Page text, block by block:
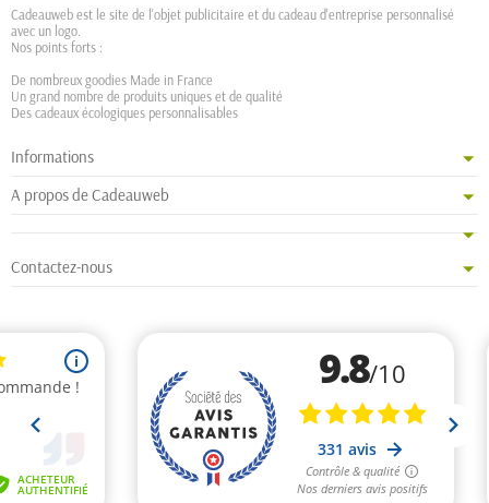
Cadeauweb est le site de l'objet publicitaire et du cadeau d'entreprise personnalisé
avec un logo.
Nos points forts :
De nombreux goodies Made in France
Un grand nombre de produits uniques et de qualité
Des cadeaux écologiques personnalisables
Informations
A propos de Cadeauweb
Contactez-nous